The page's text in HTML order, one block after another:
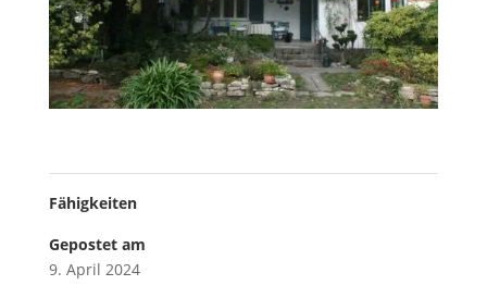
Fähigkeiten
Gepostet am
9. April 2024